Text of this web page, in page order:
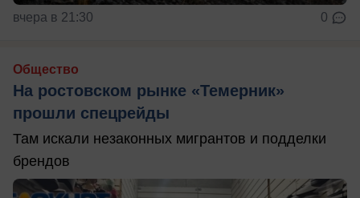
вчера в 21:30 0
Общество
На ростовском рынке «Темерник»
прошли спецрейды
Там искали незаконных мигрантов и подделки
брендов